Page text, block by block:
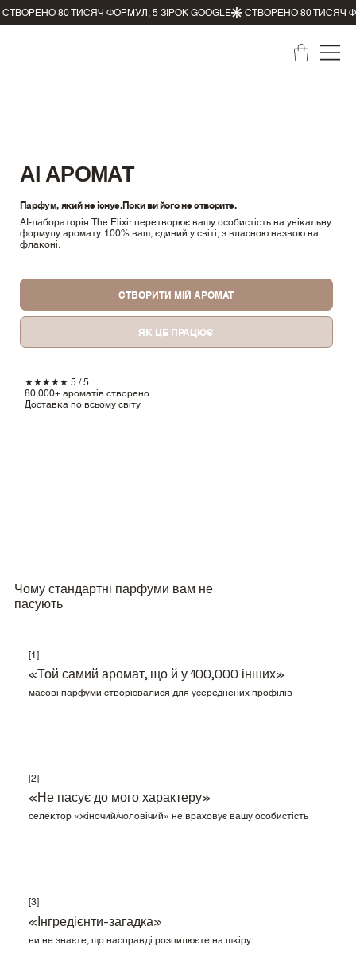
АІ АРОМАТ
Парфум, який не існує.Поки ви його не створите.
AI-лабораторія The Elixir перетворює вашу особистість на унікальну
формулу аромату. 100% ваш, єдиний у світі, з власною назвою на
флаконі.
СТВОРИТИ МІЙ АРОМАТ
ЯК ЦЕ ПРАЦЮЄ
| ★★★★★ 5 / 5
| 80,000+ ароматів створено
| Доставка по всьому світу
Чому стандартні парфуми вам не
пасують
[1]
«Той самий аромат, що й у 100,000 інших»
масові парфуми створювалися для усереднених профілів
[2]
«Не пасує до мого характеру»
селектор «жіночий/чоловічий» не враховує вашу особистість
[3]
«Інгредієнти-загадка»
ви не знаєте, що насправді розпилюєте на шкіру